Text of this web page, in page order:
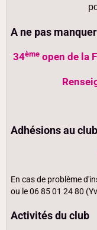
A ne pas
34èmeopen de la
Adhésions au
En cas de problème
ou le 06 85 01 24 80
Activités du club